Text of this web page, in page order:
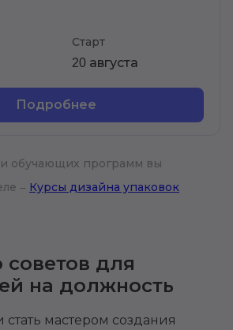
Старт
20 августа
Подробнее
обучающих программ вы
– Курсы дизайна упаковок
советов для
на должность
мастером создания